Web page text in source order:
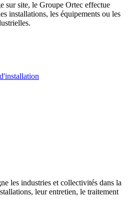
sur site, le Groupe Ortec effectue
installations, les équipements ou les
les industries et collectivités dans la
leur entretien, le traitement